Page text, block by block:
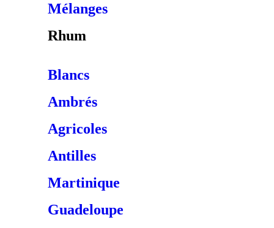
Mélanges
Rhum
Blancs
Ambrés
Agricoles
Antilles
Martinique
Guadeloupe